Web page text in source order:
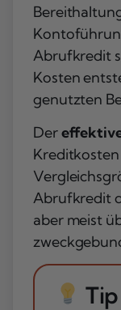
Abrufkredit
Kosten
genutzten
Der
Abrufkredit
aber meist
Tip